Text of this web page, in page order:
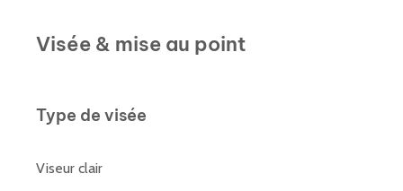
Visée & mise au point
Type de visée
Viseur clair